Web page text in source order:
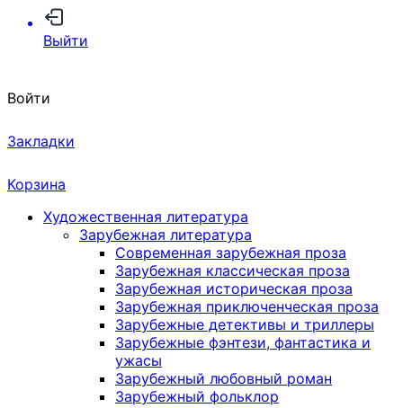
Выйти
Войти
Закладки
Корзина
Художественная литература
Зарубежная литература
Современная зарубежная проза
Зарубежная классическая проза
Зарубежная историческая проза
Зарубежная приключенческая проза
Зарубежные детективы и триллеры
Зарубежные фэнтези, фантастика и
ужасы
Зарубежный любовный роман
Зарубежный фольклор